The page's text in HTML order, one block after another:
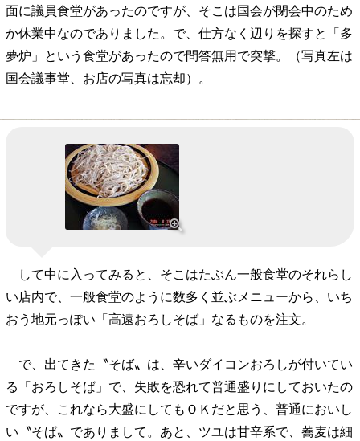
面に議員食堂があったのですが、そこは国会が閉会中のため
か休業中なのでありました。で、仕方なく辺りを探すと「多
夢炉」という食堂があったので問答無用で突撃。（写真左は
国会議事堂、お店の写真は忘却）。
して中に入ってみると、そこはたぶん一般食堂のそれらし
い店内で、一般食堂のように数多く並ぶメニューから、いち
おう地元っぽい「高遠おろしそば」なるものを注文。
で、出てきた〝そば〟は、辛いダイコンおろしが付いてい
る「おろしそば」で、失敗を恐れて普通盛りにしておいたの
ですが、これなら大盛にしてもＯＫだと思う、普通においし
い〝そば〟でありまして。あと、ツユは甘辛系で、蕎麦は細